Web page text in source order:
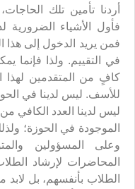
أردنا تأمين تلك
فأول الأشياء الضرورية
فمن يريد الدخول إلى هذا
في التقييم. ولذا فإنما
كافٍ من المتقدمين لهذا
للأسف. ليس لدينا في
ليس لدينا العدد الكافي
الموجودة في الحوزة؛
وعلى المسؤولين
المحاضرات لإرشاد
الطلاب بأنفسهم، بل